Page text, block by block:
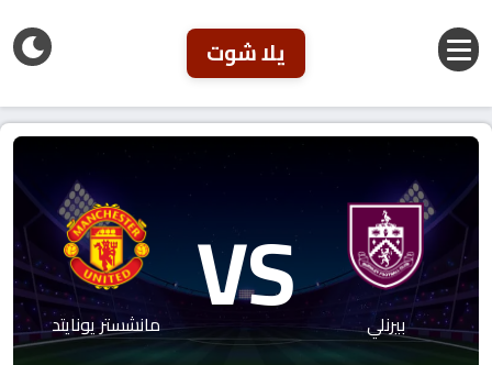
يلا شوت
بيرنلي VS مانشستر يونايتد